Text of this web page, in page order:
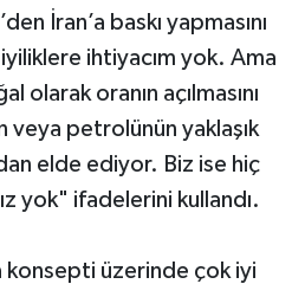
İran’a baskı yapmasını
ihtiyacım yok. Ama
olarak oranın açılmasını
veya petrolünün yaklaşık
elde ediyor. Biz ise hiç
yok" ifadelerini kullandı.
konsepti üzerinde çok iyi